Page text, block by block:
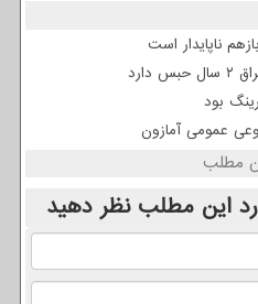
ناپایدار است
بود
عمومی آمازون
مطلب
این مطلب نظر دهید